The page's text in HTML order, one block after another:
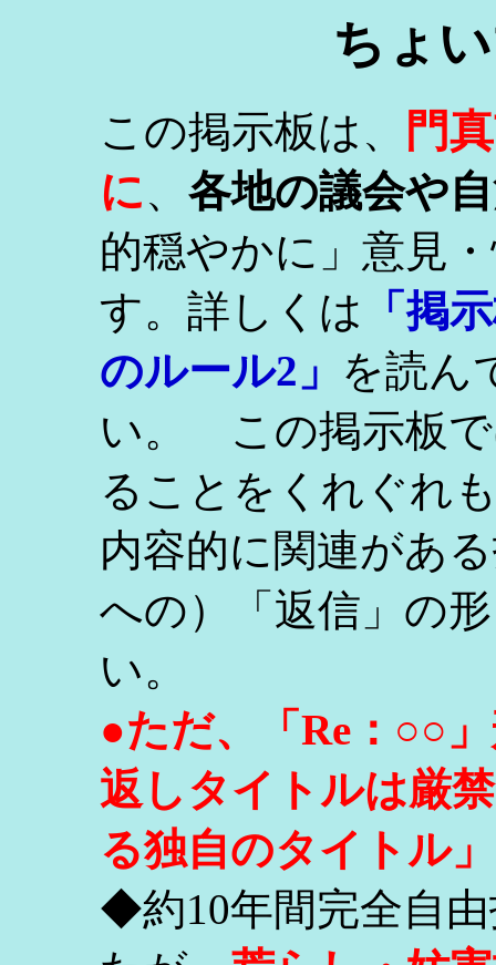
ちょ
この掲示板は、
門
に、 各地の議会や
的穏やかに」意見
す。詳しくは
「掲
のルール2」 を読ん
い。 この掲示板で
ることをくれぐれ
内容的に関連があ
への）「返信」の
い。
●ただ、「Re：○○
返しタイトルは厳
る独自のタイトル
◆約10年間完全自